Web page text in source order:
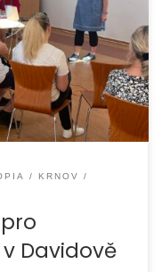
další
Tradičně jsme
KRNOV
Davidově